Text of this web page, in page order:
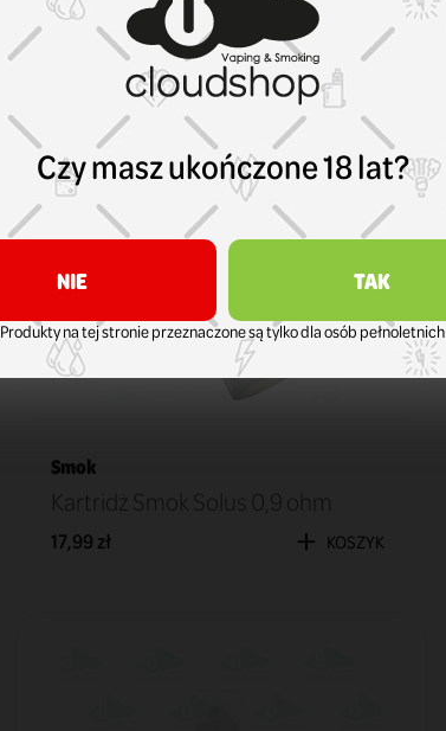
Smok
Kartridż Smok Solus 0,9 ohm
17,99 zł KOSZYK
Czy masz ukończone 18 lat?
NIE TAK
Produkty na tej stronie przeznaczone są tylko dla osób pełnoletnich